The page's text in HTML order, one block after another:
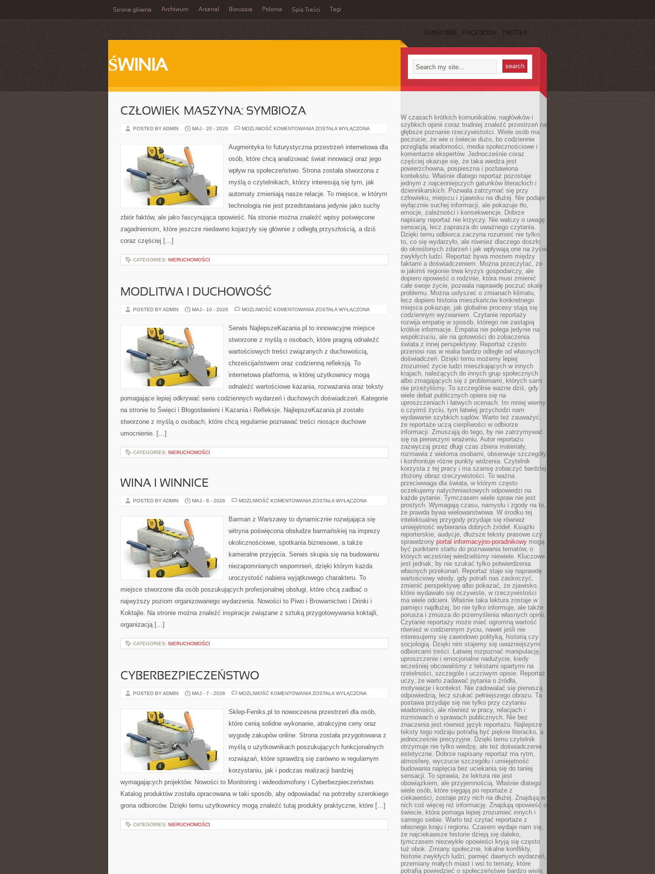
Strona główna Archiwum Arsenal Borussia Polonia Spis Treści Tagi
SUBSCRIBE FACEBOOK TWITTER
ŚWINIA
CZŁOWIEK–MASZYNA: SYMBIOZA
POSTED BY ADMIN MAJ - 20 - 2026 MOŻLIWOŚĆ KOMENTOWANIA CZŁOWIEK–
ZOSTAŁA WYŁĄCZONA
Augmentyka to futurystyczna przestrzeń internetowa dla
osób, które chcą analizować świat innowacji oraz jego
wpływ na społeczeństwo. Strona została stworzona z
myślą o czytelnikach, którzy interesują się tym, jak
automaty zmieniają nasze relacje. To miejsce, w którym
technologia nie jest przedstawiana jedynie jako suchy
zbiór faktów, ale jako fascynująca opowieść. Na stronie można znaleźć wpisy poświęcone
zagadnieniom, które jeszcze niedawno kojarzyły się głównie z odległą przyszłością, a dziś
coraz częściej […]
CATEGORIES: NIERUCHOMOŚCI
MODLITWA I DUCHOWOŚĆ
POSTED BY ADMIN MAJ - 10 - 2026 MOŻLIWOŚĆ KOMENTOWANIA MODLITWA
ZOSTAŁA WYŁĄCZONA
Serwis NajlepszeKazania.pl to innowacyjne miejsce
stworzone z myślą o osobach, które pragną odnaleźć
wartościowych treści związanych z duchowością,
chrześcijaństwem oraz codzienną refleksją. To
internetowa platforma, w której użytkownicy mogą
odnaleźć wartościowe kazania, rozważania oraz teksty
pomagające lepiej odkrywać sens codziennych wydarzeń i duchowych doświadczeń. Kategorie
na stronie to Święci i Błogosławieni i Kazania i Refleksje. NajlepszeKazania.pl zostało
stworzone z myślą o osobach, które chcą regularnie poznawać treści niosące duchowe
umocnienie. […]
CATEGORIES: NIERUCHOMOŚCI
WINA I WINNICE
POSTED BY ADMIN MAJ - 8 - 2026 MOŻLIWOŚĆ KOMENTOWANIA WINA
ZOSTAŁA WYŁĄCZONA
Barman z Warszawy to dynamicznie rozwijająca się
witryna poświęcona obsłudze barmańskiej na imprezy
okolicznościowe, spotkania biznesowe, a także
kameralne przyjęcia. Serwis skupia się na budowaniu
niezapomnianych wspomnień, dzięki którym każda
uroczystość nabiera wyjątkowego charakteru. To
miejsce stworzone dla osób poszukujących profesjonalnej obsługi, które chcą zadbać o
najwyższy poziom organizowanego wydarzenia. Nowości to Piwo i Browarnictwo i Drinki i
Koktajle. Na stronie można znaleźć inspiracje związane z sztuką przygotowywania koktajli,
organizacją […]
CATEGORIES: NIERUCHOMOŚCI
CYBERBEZPIECZEŃSTWO
POSTED BY ADMIN MAJ - 7 - 2026 MOŻLIWOŚĆ KOMENTOWANIA CYBERBEZPIECZEŃSTWO
ZOSTAŁA WYŁĄCZONA
Sklep-Feniks.pl to nowoczesna przestrzeń dla osób,
które cenią solidne wykonanie, atrakcyjne ceny oraz
wygodę zakupów online. Strona została przygotowana z
myślą o użytkownikach poszukujących funkcjonalnych
rozwiązań, które sprawdzą się zarówno w regularnym
korzystaniu, jak i podczas realizacji bardziej
wymagających projektów. Nowości to Monitoring i wideodomofony i Cyberbezpieczeństwo.
Katalog produktów została opracowana w taki sposób, aby odpowiadać na potrzeby szerokiego
grona odbiorców. Dzięki temu użytkownicy mogą znaleźć tutaj produkty praktyczne, które […]
CATEGORIES: NIERUCHOMOŚCI
W czasach krótkich komunikatów, nagłówków i
szybkich opinii coraz trudniej znaleźć przestrzeń na
głębsze poznanie rzeczywistości. Wiele osób ma
poczucie, że wie o świecie dużo, bo codziennie
przegląda wiadomości, media społecznościowe i
komentarze ekspertów. Jednocześnie coraz
częściej okazuje się, że taka wiedza jest
powierzchowna, pospieszna i pozbawiona
kontekstu. Właśnie dlatego reportaż pozostaje
jednym z najcenniejszych gatunków literackich i
dziennikarskich. Pozwala zatrzymać się przy
człowieku, miejscu i zjawisku na dłużej. Nie podaje
wyłącznie suchej informacji, ale pokazuje tło,
emocje, zależności i konsekwencje. Dobrze
napisany reportaż nie krzyczy. Nie walczy o uwagę
sensacją, lecz zaprasza do uważnego czytania.
Dzięki temu odbiorca zaczyna rozumieć nie tylko
to, co się wydarzyło, ale również dlaczego doszło
do określonych zdarzeń i jak wpływają one na życie
zwykłych ludzi. Reportaż bywa mostem między
faktami a doświadczeniem. Można przeczytać, że
w jakimś regionie trwa kryzys gospodarczy, ale
dopiero opowieść o rodzinie, która musi zmienić
całe swoje życie, pozwala naprawdę poczuć skalę
problemu. Można usłyszeć o zmianach klimatu,
lecz dopiero historia mieszkańców konkretnego
miejsca pokazuje, jak globalne procesy stają się
codziennym wyzwaniem. Czytanie reportaży
rozwija empatię w sposób, którego nie zastąpią
krótkie informacje. Empatia nie polega jedynie na
współczuciu, ale na gotowości do zobaczenia
świata z innej perspektywy. Reportaż często
przenosi nas w realia bardzo odległe od własnych
doświadczeń. Dzięki temu możemy lepiej
zrozumieć życie ludzi mieszkających w innych
krajach, należących do innych grup społecznych
albo zmagających się z problemami, których sami
nie przeżyliśmy. To szczególnie ważne dziś, gdy
wiele debat publicznych opiera się na
uproszczeniach i łatwych ocenach. Im mniej wiemy
o czyimś życiu, tym łatwiej przychodzi nam
wydawanie szybkich sądów. Warto też zauważyć,
że reportaże uczą cierpliwości w odbiorze
informacji. Zmuszają do tego, by nie zatrzymywać
się na pierwszym wrażeniu. Autor reportażu
zazwyczaj przez długi czas zbiera materiały,
rozmawia z wieloma osobami, obserwuje szczegóły
i konfrontuje różne punkty widzenia. Czytelnik
korzysta z tej pracy i ma szansę zobaczyć bardziej
złożony obraz rzeczywistości. To ważna
przeciwwaga dla świata, w którym często
oczekujemy natychmiastowych odpowiedzi na
każde pytanie. Tymczasem wiele spraw nie jest
prostych. Wymagają czasu, namysłu i zgody na to,
że prawda bywa wielowarstwowa. W środku tej
intelektualnej przygody przydaje się również
umiejętność wybierania dobrych źródeł. Książki
reporterskie, audycje, dłuższe teksty prasowe czy
sprawdzony portal informacyjno-poradnikowy mogą
być punktami startu do poznawania tematów, o
których wcześniej wiedzieliśmy niewiele. Kluczowe
jest jednak, by nie szukać tylko potwierdzenia
własnych przekonań. Reportaż staje się naprawdę
wartościowy wtedy, gdy potrafi nas zaskoczyć,
zmienić perspektywę albo pokazać, że zjawisko,
które wydawało się oczywiste, w rzeczywistości
ma wiele odcieni. Właśnie taka lektura zostaje w
pamięci najdłużej, bo nie tylko informuje, ale także
porusza i zmusza do przemyślenia własnych opinii.
Czytanie reportaży może mieć ogromną wartość
również w codziennym życiu, nawet jeśli nie
interesujemy się zawodowo polityką, historią czy
socjologią. Dzięki nim stajemy się uważniejszymi
odbiorcami treści. Łatwiej rozpoznać manipulację,
uproszczenie i emocjonalne nadużycie, kiedy
wcześniej obcowaliśmy z tekstami opartymi na
rzetelności, szczególe i uczciwym opisie. Reportaż
uczy, że warto zadawać pytania o źródła,
motywacje i kontekst. Nie zadowalać się pierwszą
odpowiedzią, lecz szukać pełniejszego obrazu. Ta
postawa przydaje się nie tylko przy czytaniu
wiadomości, ale również w pracy, relacjach i
rozmowach o sprawach publicznych. Nie bez
znaczenia jest również język reportażu. Najlepsze
teksty tego rodzaju potrafią być piękne literacko, a
jednocześnie precyzyjne. Dzięki temu czytelnik
otrzymuje nie tylko wiedzę, ale też doświadczenie
estetyczne. Dobrze napisany reportaż ma rytm,
atmosferę, wyczucie szczegółu i umiejętność
budowania napięcia bez uciekania się do taniej
sensacji. To sprawia, że lektura nie jest
obowiązkiem, ale przyjemnością. Właśnie dlatego
wiele osób, które sięgają po reportaże z
ciekawości, zostaje przy nich na dłużej. Znajdują w
nich coś więcej niż informację. Znajdują opowieść o
świecie, która pomaga lepiej zrozumieć innych i
samego siebie. Warto też czytać reportaże z
własnego kraju i regionu. Czasem wydaje nam się,
że najciekawsze historie dzieją się daleko,
tymczasem niezwykłe opowieści kryją się często
tuż obok. Zmiany społeczne, lokalne konflikty,
historie zwykłych ludzi, pamięć dawnych wydarzeń,
przemiany małych miast i wsi to tematy, które
potrafią powiedzieć o społeczeństwie bardzo wiele.